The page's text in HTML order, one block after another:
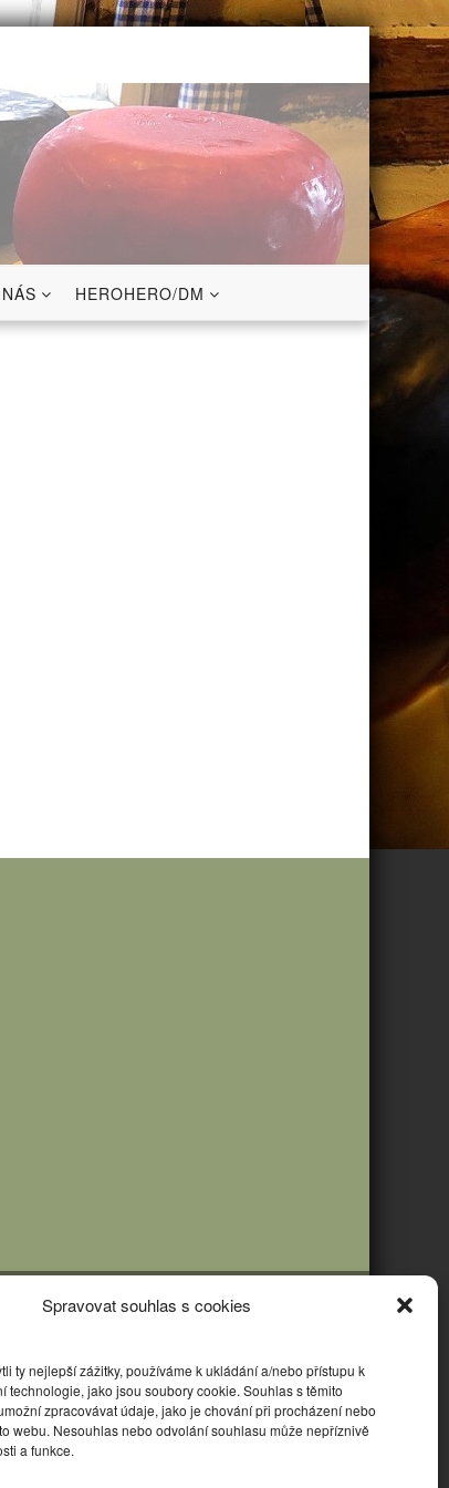
Spravovat souhlas s cookies
ty nejlepší zážitky, používáme k ukládání a/nebo přístupu k
technologie, jako jsou soubory cookie. Souhlas s těmito
zpracovávat údaje, jako je chování při procházení nebo
webu. Nesouhlas nebo odvolání souhlasu může nepříznivě
a funkce.
HEROHERO/DM